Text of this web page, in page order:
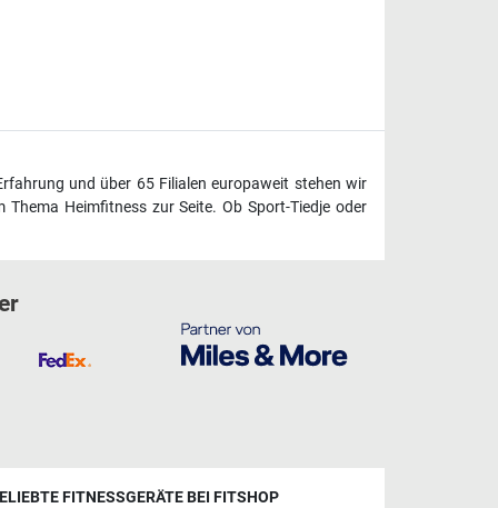
und über 65 Filialen europaweit stehen wir
Heimfitness zur Seite. Ob Sport-Tiedje oder
FITNESSGERÄTE BEI FITSHOP